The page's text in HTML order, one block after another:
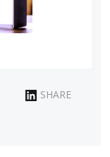
SHARE